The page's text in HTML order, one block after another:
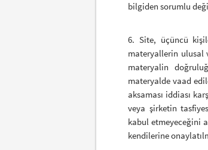
bilgiden sorumlu
6. Site, üçüncü
materyallerin ulusal
materyalin
materyalde vaad
aksaması iddiası
veya şirketin
kabul etmeyeceğini
kendilerine